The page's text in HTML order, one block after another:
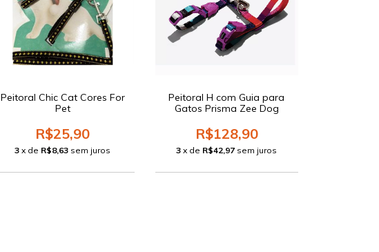
Peitoral Chic Cat Cores For
Pet
R$25,90
3 x de R$8,63 sem juros
Peitoral H com Guia para
Gatos Prisma Zee Dog
R$128,90
3 x de R$42,97 sem juros